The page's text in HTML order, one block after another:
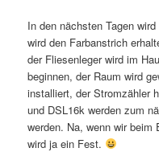
In den nächsten Tagen
wird den Farbanstrich
der Fliesenleger wird im
beginnen, der Raum wird
installiert, der Stromzähler
und DSL16k werden zum
werden. Na, wenn wir
wird ja ein Fest.